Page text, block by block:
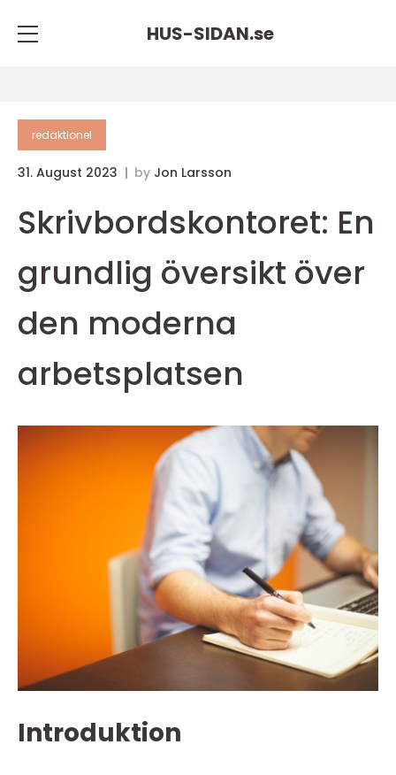
HUS-SIDAN.se
redaktionel
31. August 2023 by Jon Larsson
Skrivbordskontoret: En
grundlig översikt över
den moderna
arbetsplatsen
Introduktion